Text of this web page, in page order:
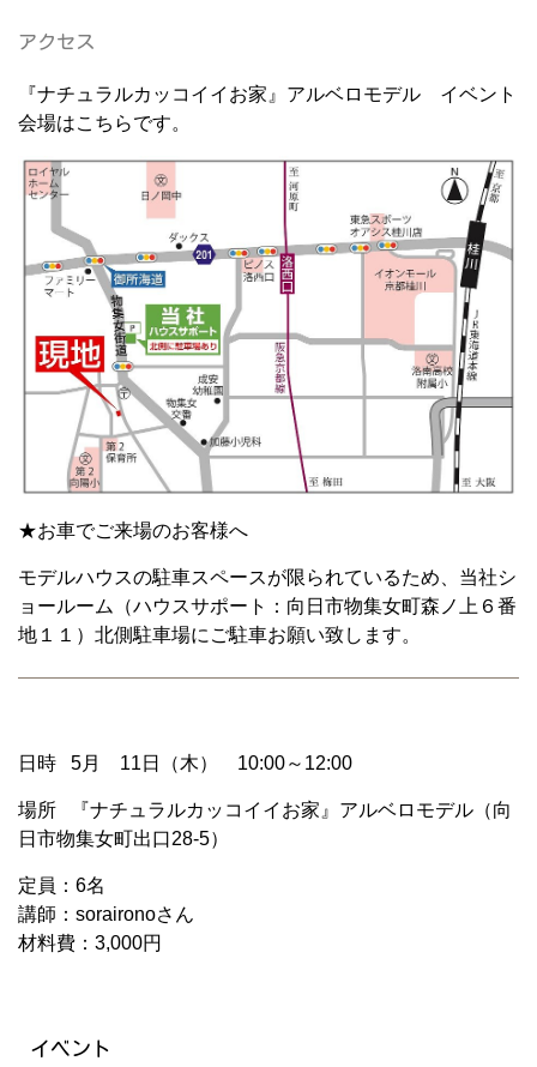
アクセス
『ナチュラルカッコイイお家』アルベロモデル イベント
会場はこちらです。
★お車でご来場のお客様へ
モデルハウスの駐車スペースが限られているため、当社シ
ョールーム（ハウスサポート：向日市物集女町森ノ上６番
地１１）北側駐車場にご駐車お願い致します。
日時 5月 11日（木） 10:00～12:00
場所 『ナチュラルカッコイイお家』アルベロモデル（向
日市物集女町出口28-5）
定員：6名
講師：soraironoさん
材料費：3,000円
イベント